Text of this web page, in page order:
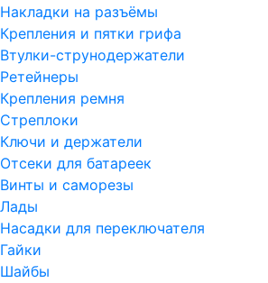
Накладки на разъёмы
Крепления и пятки грифа
Втулки-струнодержатели
Ретейнеры
Крепления ремня
Стреплоки
Ключи и держатели
Отсеки для батареек
Винты и саморезы
Лады
Насадки для переключателя
Гайки
Шайбы